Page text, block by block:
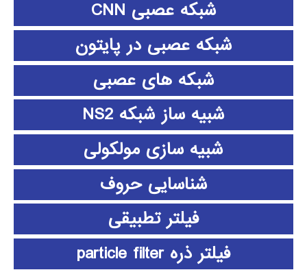
شبکه عصبی CNN
شبکه عصبی در پایتون
شبکه های عصبی
شبیه ساز شبکه NS2
شبیه سازی مولکولی
شناسایی حروف
فیلتر تطبیقی
فیلتر ذره particle filter